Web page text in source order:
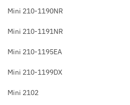
Mini 210-1190NR
Mini 210-1191NR
Mini 210-1195EA
Mini 210-1199DX
Mini 2102